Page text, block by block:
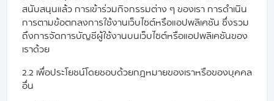
สนับสนุนแล้ว การเข้าร่วมกิจกรรมต่าง ๆ ของเรา การดำเนิน
การตามข้อตกลงการใช้งานเว็บไซต์หรือแอปพลิเคชัน ซึ่งรวม
ถึงการจัดการบัญชีผู้ใช้งานบนเว็บไซต์หรือแอปพลิเคชันของ
เราด้วย
2.2 เพื่อประโยชน์โดยชอบด้วยกฎหมายของเราหรือของบุคคล
อื่น